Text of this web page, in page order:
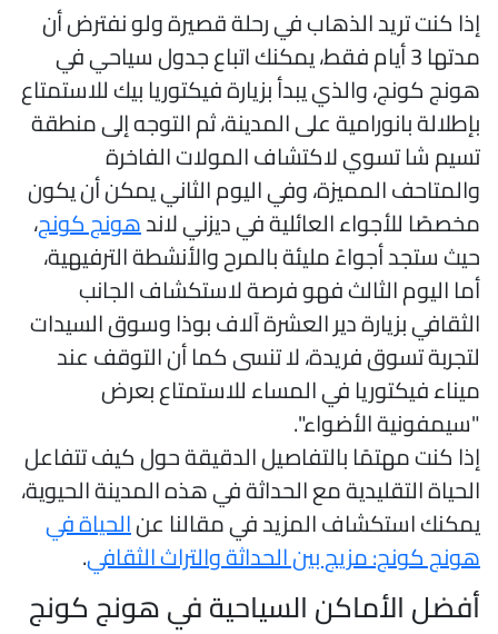
كنت تريد الذهاب في رحلة قصيرة ولو نفترض أن
مدتها 3 أيام فقط، يمكنك اتباع جدول سياحي في
كونج، والذي يبدأ بزيارة فيكتوريا بيك للاستمتاع
بانورامية على المدينة، ثم التوجه إلى منطقة
شا تسوي لاكتشاف المولات الفاخرة
المميزة، وفي اليوم الثاني يمكن أن يكون
للأجواء العائلية في ديزني لاندهونج كونج،
ستجد أجواءً مليئة بالمرح والأنشطة الترفيهية،
اليوم الثالث فهو فرصة لاستكشاف الجانب
بزيارة دير العشرة آلاف بوذا وسوق السيدات
تسوق فريدة، لا تنسى كما أن التوقف عند
فيكتوريا في المساء للاستمتاع بعرض
الأضواء".
كنت مهتمًا بالتفاصيل الدقيقة حول كيف تتفاعل
التقليدية مع الحداثة في هذه المدينة الحيوية،
استكشاف المزيد في مقالنا عنالحياة في
كونج: مزيج بين الحداثة والتراث الثقافي.
الأماكن السياحية في هونج كونج